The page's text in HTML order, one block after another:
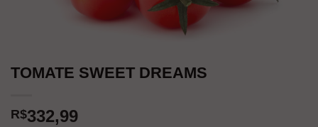
TOMATE SWEET DREAMS
R$332,99